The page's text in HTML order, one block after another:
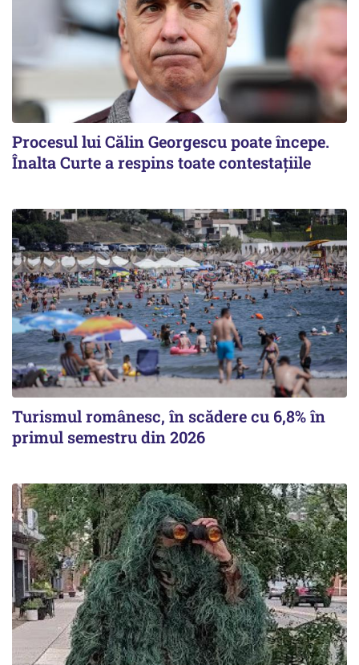
Procesul lui Călin Georgescu poate începe.
Înalta Curte a respins toate contestațiile
Turismul românesc, în scădere cu 6,8% în
primul semestru din 2026